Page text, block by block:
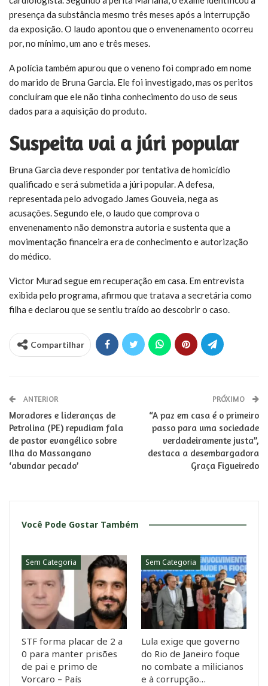
presença da substância mesmo três meses após a interrupção
da exposição. O laudo apontou que o envenenamento ocorreu
por, no mínimo, um ano e três meses.
A polícia também apurou que o veneno foi comprado em nome
do marido de Bruna Garcia. Ele foi investigado, mas os peritos
concluíram que ele não tinha conhecimento do uso de seus
dados para a aquisição do produto.
Suspeita vai a júri popular
Bruna Garcia deve responder por tentativa de homicídio
qualificado e será submetida a júri popular. A defesa,
representada pelo advogado James Gouveia, nega as
acusações. Segundo ele, o laudo que comprova o
envenenamento não demonstra autoria e sustenta que a
movimentação financeira era de conhecimento e autorização
do médico.
Victor Murad segue em recuperação em casa. Em entrevista
exibida pelo programa, afirmou que tratava a secretária como
filha e declarou que se sentiu traído ao descobrir o caso.
Compartilhar
ANTERIOR
Moradores e lideranças de
Petrolina (PE) repudiam fala
de pastor evangélico sobre
Ilha do Massangano
‘abundar pecado’
PRÓXIMO
“A paz em casa é o primeiro
passo para uma sociedade
verdadeiramente justa”,
destaca a desembargadora
Graça Figueiredo
Você Pode Gostar Também
Sem Categoria
STF forma placar de 2 a
0 para manter prisões
de pai e primo de
Vorcaro – País
Sem Categoria
Lula exige que governo
do Rio de Janeiro foque
no combate a milicianos
e à corrupção…